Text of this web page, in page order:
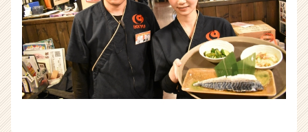
キ
ャ
リ
ア
（CheerCareer）